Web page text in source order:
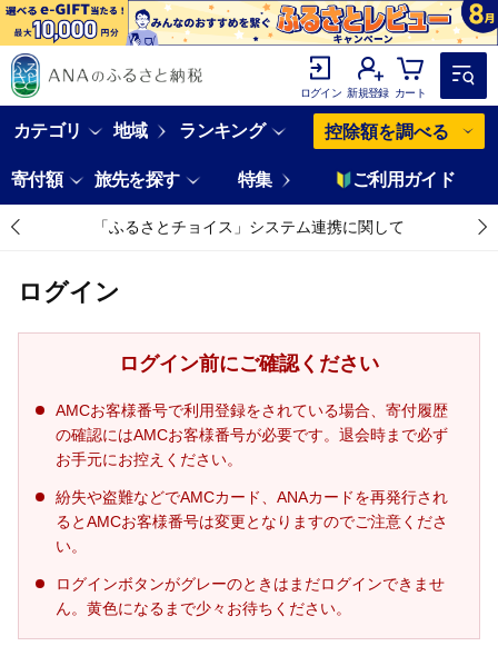
ログイン 新規登録 カート
カテゴリ 地域 ランキング 控除額を調べる
寄付額 旅先を探す 特集 ご利用ガイド
「ふるさとチョイス」システム連携に関して
ログイン
ログイン前にご確認ください
AMCお客様番号で利用登録をされている場合、寄付履歴
の確認にはAMCお客様番号が必要です。退会時まで必ず
お手元にお控えください。
紛失や盗難などでAMCカード、ANAカードを再発行され
るとAMCお客様番号は変更となりますのでご注意くださ
い。
ログインボタンがグレーのときはまだログインできませ
ん。黄色になるまで少々お待ちください。